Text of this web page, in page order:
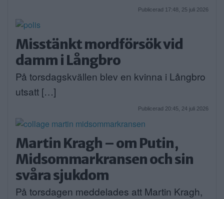
Publicerad 17:48, 25 juli 2026
Misstänkt mordförsök vid
damm i Långbro
På torsdagskvällen blev en kvinna i Långbro
utsatt […]
Publicerad 20:45, 24 juli 2026
Martin Kragh – om Putin,
Midsommarkransen och sin
svåra sjukdom
På torsdagen meddelades att Martin Kragh,